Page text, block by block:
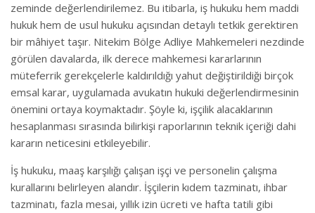
zeminde değerlendirilemez. Bu itibarla, iş hukuku hem maddi
hukuk hem de usul hukuku açısından detaylı tetkik gerektiren
bir mâhiyet taşır. Nitekim Bölge Adliye Mahkemeleri nezdinde
görülen davalarda, ilk derece mahkemesi kararlarının
müteferrik gerekçelerle kaldırıldığı yahut değiştirildiği birçok
emsal karar, uygulamada avukatın hukuki değerlendirmesinin
önemini ortaya koymaktadır. Şöyle ki, işçilik alacaklarının
hesaplanması sırasında bilirkişi raporlarının teknik içeriği dahi
kararın neticesini etkileyebilir.
İş hukuku, maaş karşılığı çalışan işçi ve personelin çalışma
kurallarını belirleyen alandır. İşçilerin kıdem tazminatı, ihbar
tazminatı, fazla mesai, yıllık izin ücreti ve hafta tatili gibi